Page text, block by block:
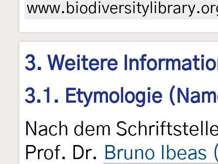
3. Weitere
3.1. Etymologie
Nach dem
Prof. Dr. Bruno